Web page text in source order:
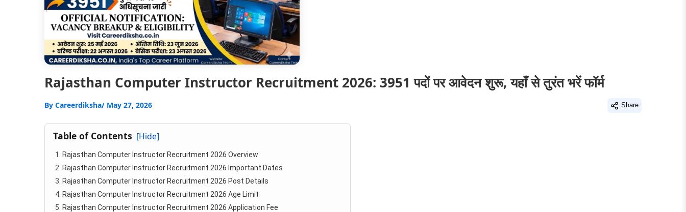
Rajasthan Computer Instructor Recruitment 2026: 3951 पदों पर आवेदन शुरू, यहाँ से तुरंत भरें फॉर्म
By Careerdiksha/ May 27, 2026 Share
Table of Contents [Hide]
Rajasthan Computer Instructor Recruitment 2026 Overview
Rajasthan Computer Instructor Recruitment 2026 Important Dates
Rajasthan Computer Instructor Recruitment 2026 Post Details
Rajasthan Computer Instructor Recruitment 2026 Age Limit
Rajasthan Computer Instructor Recruitment 2026 Application Fee